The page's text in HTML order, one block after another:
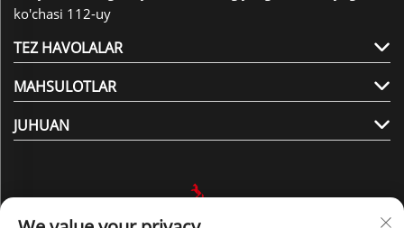
ko'chasi 112-uy
TEZ HAVOLALAR
MAHSULOTLAR
JUHUAN